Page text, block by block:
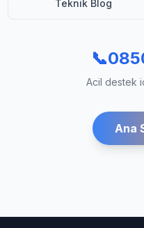
Teknik Blog
📞
Acil destek
Ana